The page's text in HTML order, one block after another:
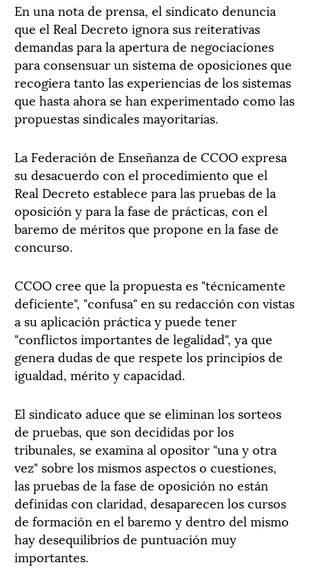
En una nota de prensa, el sindicato denuncia
que el Real Decreto ignora sus reiterativas
demandas para la apertura de negociaciones
para consensuar un sistema de oposiciones que
recogiera tanto las experiencias de los sistemas
que hasta ahora se han experimentado como las
propuestas sindicales mayoritarias.
La Federación de Enseñanza de CCOO expresa
su desacuerdo con el procedimiento que el
Real Decreto establece para las pruebas de la
oposición y para la fase de prácticas, con el
baremo de méritos que propone en la fase de
concurso.
CCOO cree que la propuesta es "técnicamente
deficiente", "confusa" en su redacción con vistas
a su aplicación práctica y puede tener
"conflictos importantes de legalidad", ya que
genera dudas de que respete los principios de
igualdad, mérito y capacidad.
El sindicato aduce que se eliminan los sorteos
de pruebas, que son decididas por los
tribunales, se examina al opositor "una y otra
vez" sobre los mismos aspectos o cuestiones,
las pruebas de la fase de oposición no están
definidas con claridad, desaparecen los cursos
de formación en el baremo y dentro del mismo
hay desequilibrios de puntuación muy
importantes.